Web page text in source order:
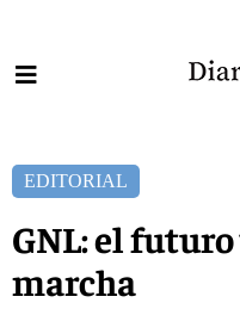
EDITORIAL
GNL: el
marcha